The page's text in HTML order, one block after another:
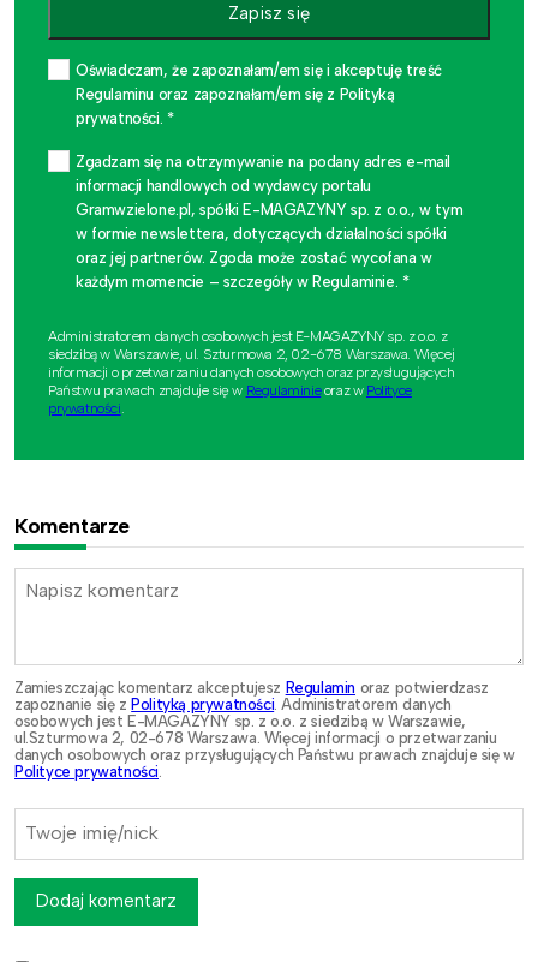
Zapisz się
Oświadczam, że zapoznałam/em się i akceptuję treść
Regulaminu oraz zapoznałam/em się z Polityką
prywatności. *
Zgadzam się na otrzymywanie na podany adres e-mail
informacji handlowych od wydawcy portalu
Gramwzielone.pl, spółki E-MAGAZYNY sp. z o.o., w tym
w formie newslettera, dotyczących działalności spółki
oraz jej partnerów. Zgoda może zostać wycofana w
każdym momencie – szczegóły w Regulaminie. *
Administratorem danych osobowych jest E-MAGAZYNY sp. z o.o. z
siedzibą w Warszawie, ul. Szturmowa 2, 02-678 Warszawa. Więcej
informacji o przetwarzaniu danych osobowych oraz przysługujących
Państwu prawach znajduje się w Regulaminieoraz w Polityce
prywatności.
Komentarze
Zamieszczając komentarz akceptujesz Regulamin oraz potwierdzasz
zapoznanie się z Polityką prywatności. Administratorem danych
osobowych jest E-MAGAZYNY sp. z o.o. z siedzibą w Warszawie,
ul.Szturmowa 2, 02-678 Warszawa. Więcej informacji o przetwarzaniu
danych osobowych oraz przysługujących Państwu prawach znajduje się w
Polityce prywatności.
Dodaj komentarz